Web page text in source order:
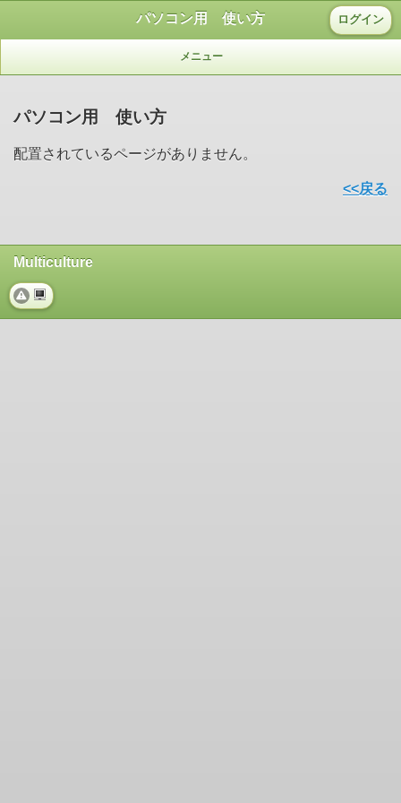
パソコン用 使い方 ログイン
メニュー
パソコン用 使い方
配置されているページがありません。
<<戻る
Multiculture